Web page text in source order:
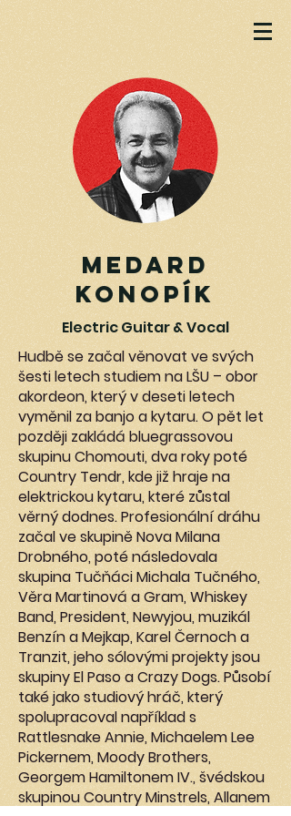
Medard
Konopík
Hudbě se začal věnovat ve svých
šesti letech studiem na LŠU – obor
akordeon, který v deseti letech
vyměnil za banjo a kytaru. O pět let
později zakládá bluegrassovou
skupinu Chomouti, dva roky poté
Country Tendr, kde již hraje na
elektrickou kytaru, které zůstal
věrný dodnes. Profesionální dráhu
začal ve skupině Nova Milana
Drobného, poté následovala
skupina Tučňáci Michala Tučného,
Věra Martinová a Gram, Whiskey
Band, President, Newyjou, muzikál
Benzín a Mejkap, Karel Černoch a
Tranzit, jeho sólovými projekty jsou
skupiny El Paso a Crazy Dogs. Působí
také jako studiový hráč, který
spolupracoval například s
Rattlesnake Annie, Michaelem Lee
Pickernem, Moody Brothers,
Georgem Hamiltonem IV., švédskou
skupinou Country Minstrels, Allanem
Electric Guitar & Vocal